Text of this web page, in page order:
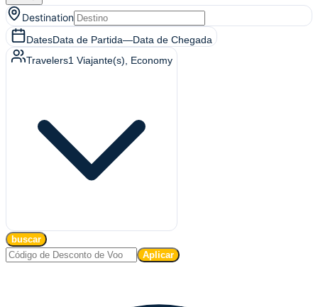
Destination
DatesData de Partida—Data de Chegada
Travelers1 Viajante(s) , Economy
buscar
Aplicar